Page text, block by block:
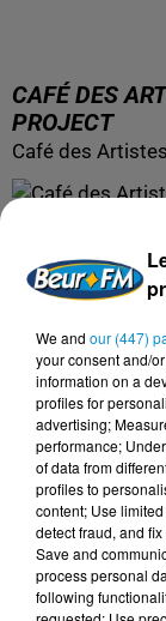
CAFÉ DES
PROJECT
Café des Artistes
We and our (447)
your consent and/
information on a
profiles for
advertising;
performance;
of data from
profiles to
content; Use
detect fraud, and
Save and
process personal
following